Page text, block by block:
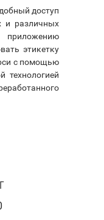
доступ
и различных
приложению
этикетку
с помощью
технологией